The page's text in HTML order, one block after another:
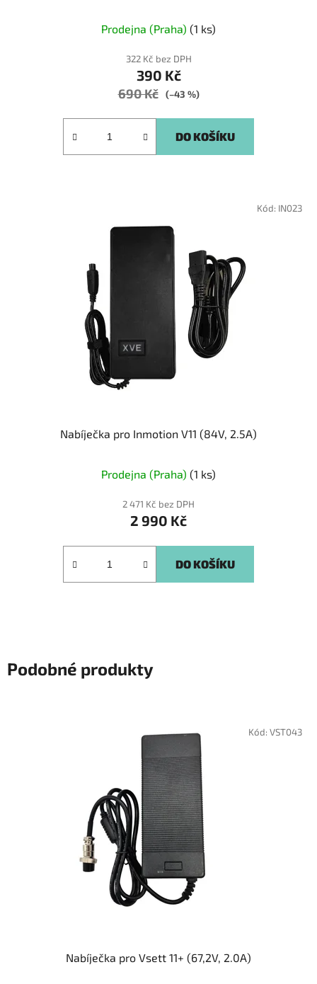
Prodejna (Praha) (1 ks)
322 Kč bez DPH
390 Kč
690 Kč (–43 %)
DO KOŠÍKU
Nabíječka pro Inmotion V11 (84V, 2.5A)
Prodejna (Praha) (1 ks)
2 471 Kč bez DPH
2 990 Kč
DO KOŠÍKU
Kód: IN023
Podobné produkty
Nabíječka pro Vsett 11+ (67,2V, 2.0A)
Kód: VST043